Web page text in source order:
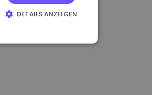
DETAILS ANZEIGEN